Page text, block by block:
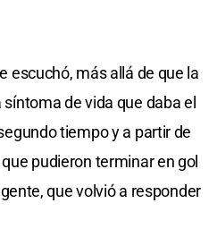
escuchó, más allá de que la
de vida que daba el
tiempo y a partir de
pudieron terminar en gol
que volvió a responder